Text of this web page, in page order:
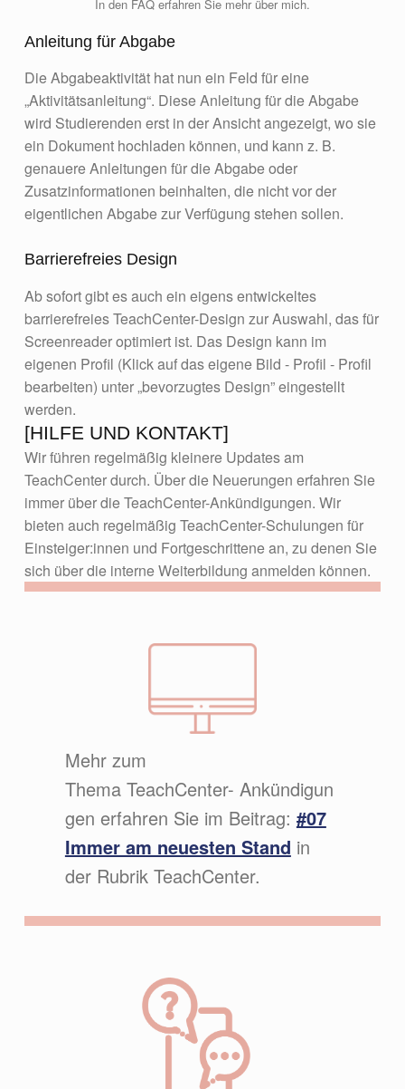
In den FAQ erfahren Sie mehr über mich.
Anleitung für Abgabe
Die Abgabeaktivität hat nun ein Feld für eine
„Aktivitätsanleitung“. Diese Anleitung für die Abgabe
wird Studierenden erst in der Ansicht angezeigt, wo sie
ein Dokument hochladen können, und kann z. B.
genauere Anleitungen für die Abgabe oder
Zusatzinformationen beinhalten, die nicht vor der
eigentlichen Abgabe zur Verfügung stehen sollen.
Barrierefreies Design
Ab sofort gibt es auch ein eigens entwickeltes
barrierefreies TeachCenter-Design zur Auswahl, das für
Screenreader optimiert ist. Das Design kann im
eigenen Profil (Klick auf das eigene Bild - Profil - Profil
bearbeiten) unter „bevorzugtes Design” eingestellt
werden.
[HILFE UND KONTAKT]
Wir führen regelmäßig kleinere Updates am
TeachCenter durch. Über die Neuerungen erfahren Sie
immer über die TeachCenter-Ankündigungen. Wir
bieten auch regelmäßig TeachCenter-Schulungen für
Einsteiger:innen und Fortgeschrittene an, zu denen Sie
sich über die interne Weiterbildung anmelden können.
Mehr zum
Thema TeachCenter- Ankündigun
gen erfahren Sie im Beitrag: #07
Immer am neuesten Stand in
der Rubrik TeachCenter.